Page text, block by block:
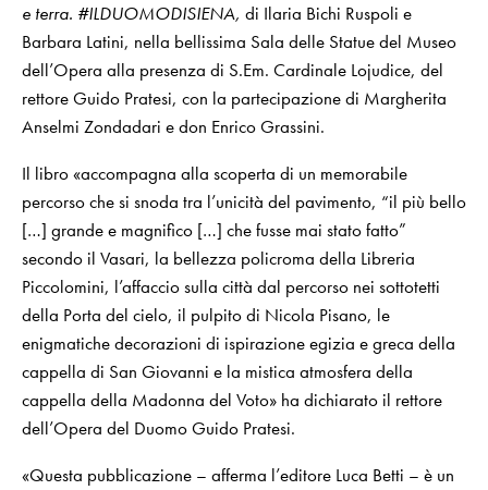
e terra. #ILDUOMODISIENA, di Ilaria Bichi Ruspoli e
Barbara Latini, nella bellissima Sala delle Statue del Museo
dell’Opera alla presenza di S.Em. Cardinale Lojudice, del
rettore Guido Pratesi, con la partecipazione di Margherita
Anselmi Zondadari e don Enrico Grassini.
Il libro «accompagna alla scoperta di un memorabile
percorso che si snoda tra l’unicità del pavimento, “il più bello
[…] grande e magnifico […] che fusse mai stato fatto”
secondo il Vasari, la bellezza policroma della Libreria
Piccolomini, l’affaccio sulla città dal percorso nei sottotetti
della Porta del cielo, il pulpito di Nicola Pisano, le
enigmatiche decorazioni di ispirazione egizia e greca della
cappella di San Giovanni e la mistica atmosfera della
cappella della Madonna del Voto» ha dichiarato il rettore
dell’Opera del Duomo Guido Pratesi.
«Questa pubblicazione – afferma l’editore Luca Betti – è un